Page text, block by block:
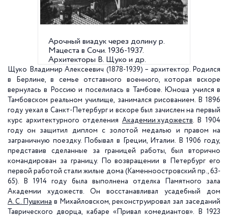
Арочный виадук через долину р.
Мацеста в Сочи. 1936-1937.
Архитекторы В. Щуко и др.
Щуко Владимир Алексеевич (1878-1939) – архитектор. Родился
в Берлине, в семье отставного военного, которая вскоре
вернулась в Россию и поселилась в Тамбове. Юноша учился в
Тамбовском реальном училище, занимался рисованием. В 1896
году уехал в Санкт-Петербург и вскоре был зачислен на первый
курс архитектурного отделения Академии художеств. В 1904
году он защитил диплом с золотой медалью и правом на
заграничную поездку. Побывал в Греции, Италии. В 1906 году,
представив сделанные за границей работы, был вторично
командирован за границу. По возвращении в Петербург его
первой работой стали жилые дома (Каменноостровский пр., 63-
65). В 1914 году была выполнена отделка Памятного зала
Академии художеств. Он восстанавливал усадебный дом
А. С. Пушкина в Михайловском, реконструировал зал заседаний
Таврического дворца, кабаре «Привал комедиантов». В 1923